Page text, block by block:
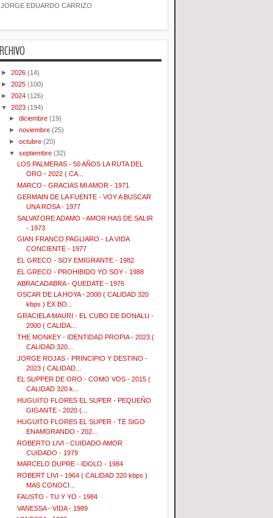
JORGE EDUARDO CARRIZO
► 2026 (14)
► 2025 (100)
► 2024 (126)
▼ 2023 (194)
►diciembre (19)
►noviembre (25)
►octubre (20)
▼septiembre (32)
LOS PALMERAS - 50 AÑOS LA RUTA DEL
ORO - 2022 ( CA...
MARCO - GRACIAS MI AMOR - 1971
GERMAIN DE LA FUENTE - VOY A BUSCAR
UNA ROSA - 1977
SALVATORE ADAMO - AMOR HAS DE SALIR
- 1973
GIAN FRANCO PAGLIARO - LA VIDA
CONCIENTE - 1977
EL GRECO - SOY EMIGRANTE - 1982
EL GRECO - PROHIBIDO YO SOY - 1988
ABRACADABRA - QUEDATE - 1976
OSCAR DE LA HOYA - 2000 ( CALIDAD 320
kbps ) EX BO...
GRACIELA MAURI - EL CUBO DE DONALU -
2000 ( CALIDA...
THE MONKEY - IDENTIDAD PROPIA - 2023 (
CALIDAD 320...
JORGE ROJAS - PRINCIPIO Y DESTINO -
2023 ( CALIDAD...
EL SUPPER DE ORO - COMO VOS - 2015 (
CALIDAD 320 k...
HUGUITO FLORES EL SUPER - PEQUEÑO
GIGANTE - 2020 (...
HUGUITO FLORES EL SUPER - TE SIGO
ENAMORANDO - 202...
ROBERTO LIVI - CUIDADO AMOR
CUIDADO - 1979
MARCELO DUPRE - IDOLO - 1984
ROBERT LIVI - 1964 ( CALIDAD 320 kbps )
MAS CONOCI...
FAUSTO - TU Y YO - 1984
VANESSA - VIDA - 1989